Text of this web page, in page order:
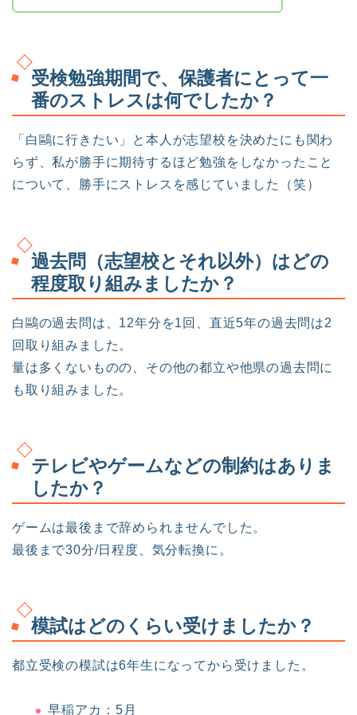
受検勉強期間で、保護者にとって一
番のストレスは何でしたか？
「白鷗に行きたい」と本人が志望校を決めたにも関わ
らず、私が勝手に期待するほど勉強をしなかったこと
について、勝手にストレスを感じていました（笑）
過去問（志望校とそれ以外）はどの
程度取り組みましたか？
白鷗の過去問は、12年分を1回、直近5年の過去問は2
回取り組みました。
量は多くないものの、その他の都立や他県の過去問に
も取り組みました。
テレビやゲームなどの制約はありま
したか？
ゲームは最後まで辞められませんでした。
最後まで30分/日程度、気分転換に。
模試はどのくらい受けましたか？
都立受検の模試は6年生になってから受けました。
早稲アカ：5月